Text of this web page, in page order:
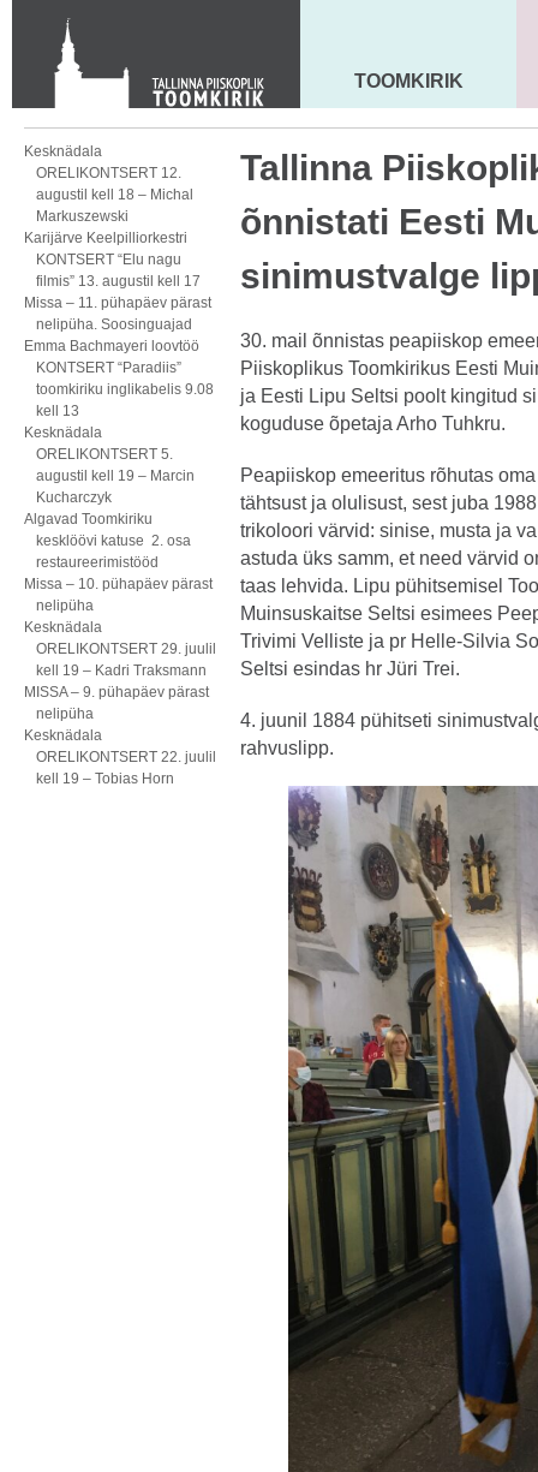
Toom-Kooli 6, 10130 TALLINN
tallinna.toom
+372 644 4140
MAARJA KIRIK
TOOMKIRIK
Kesknädala
ORELIKONTSERT 12.
augustil kell 18 – Michal
Markuszewski
Karijärve Keelpilliorkestri
KONTSERT “Elu nagu
filmis” 13. augustil kell 17
Missa – 11. pühapäev pärast
nelipüha. Soosinguajad
Emma Bachmayeri loovtöö
KONTSERT “Paradiis”
toomkiriku inglikabelis 9.08
kell 13
Kesknädala
ORELIKONTSERT 5.
augustil kell 19 – Marcin
Kucharczyk
Algavad Toomkiriku
kesklöövi katuse 2. osa
restaureerimistööd
Missa – 10. pühapäev pärast
nelipüha
Kesknädala
ORELIKONTSERT 29. juulil
kell 19 – Kadri Traksmann
MISSA – 9. pühapäev pärast
nelipüha
Kesknädala
ORELIKONTSERT 22. juulil
kell 19 – Tobias Horn
Tallinna
õnnistati Eesti
sinimustvalge
30. mail õnnistas peapiiskop
Piiskoplikus Toomkirikus Eesti
ja Eesti Lipu Seltsi poolt kingitud
koguduse õpetaja Arho Tuhkru.
Peapiiskop emeeritus rõhutas
tähtsust ja olulisust, sest juba
trikoloori värvid: sinise, musta ja
astuda üks samm, et need värvid
taas lehvida. Lipu pühitsemisel
Muinsuskaitse Seltsi esimees
Trivimi Velliste ja pr Helle-Silvia
Seltsi esindas hr Jüri Trei.
4. juunil 1884 pühitseti
rahvuslipp.